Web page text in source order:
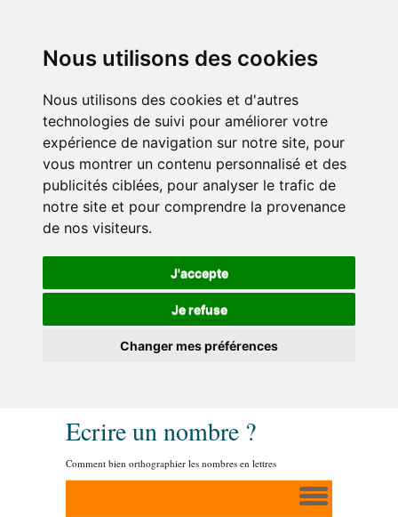
Nous utilisons des cookies
Nous utilisons des cookies et d'autres
technologies de suivi pour améliorer votre
expérience de navigation sur notre site, pour
vous montrer un contenu personnalisé et des
publicités ciblées, pour analyser le trafic de
notre site et pour comprendre la provenance
de nos visiteurs.
J'accepte
Je refuse
Changer mes préférences
Ecrire un nombre ?
Comment bien orthographier les nombres en lettres